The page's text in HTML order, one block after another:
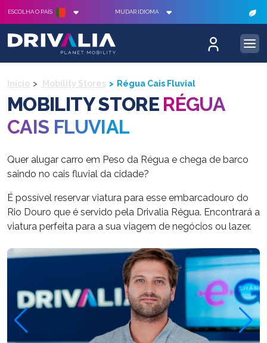
ESCOLHA O PAÍS MUDAR IDIOMA
Início Mobility Stores Régua Cais Fluvial
MOBILITY STORE RÉGUA
CAIS FLUVIAL
Quer alugar carro em Peso da Régua e chega de barco
saindo no cais fluvial da cidade?
É possível reservar viatura para esse embarcadouro do
Rio Douro que é servido pela Drivalia Régua. Encontrará a
viatura perfeita para a sua viagem de negócios ou lazer.